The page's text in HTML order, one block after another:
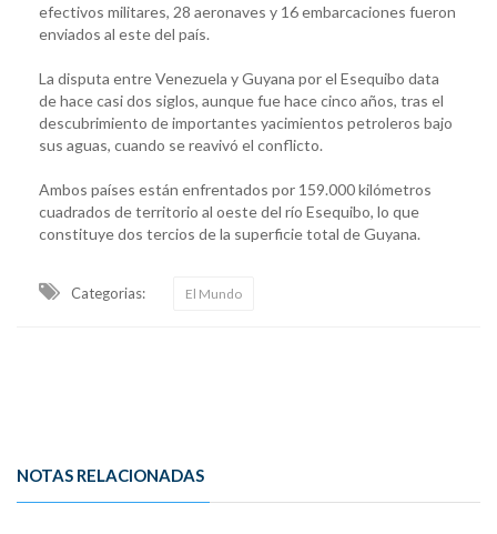
efectivos militares, 28 aeronaves y 16 embarcaciones fueron
enviados al este del país.
La disputa entre Venezuela y Guyana por el Esequibo data
de hace casi dos siglos, aunque fue hace cinco años, tras el
descubrimiento de importantes yacimientos petroleros bajo
sus aguas, cuando se reavivó el conflicto.
Ambos países están enfrentados por 159.000 kilómetros
cuadrados de territorio al oeste del río Esequibo, lo que
constituye dos tercios de la superficie total de Guyana.
Categorias: El Mundo
NOTAS RELACIONADAS